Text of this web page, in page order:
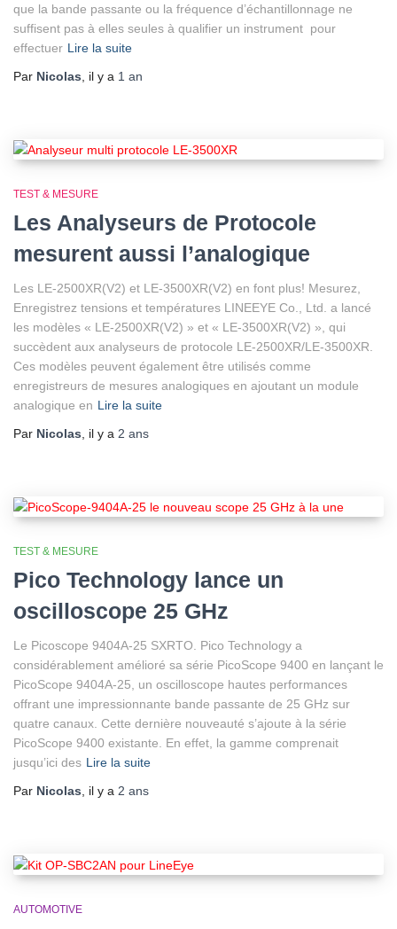
que la bande passante ou la fréquence d’échantillonnage ne
suffisent pas à elles seules à qualifier un instrument pour
effectuer Lire la suite
Par Nicolas , il y a 1 an
TEST & MESURE
Les Analyseurs de Protocole
mesurent aussi l’analogique
Les LE-2500XR(V2) et LE-3500XR(V2) en font plus! Mesurez,
Enregistrez tensions et températures LINEEYE Co., Ltd. a lancé
les modèles « LE-2500XR(V2) » et « LE-3500XR(V2) », qui
succèdent aux analyseurs de protocole LE-2500XR/LE-3500XR.
Ces modèles peuvent également être utilisés comme
enregistreurs de mesures analogiques en ajoutant un module
analogique en Lire la suite
Par Nicolas , il y a 2 ans
TEST & MESURE
Pico Technology lance un
oscilloscope 25 GHz
Le Picoscope 9404A-25 SXRTO. Pico Technology a
considérablement amélioré sa série PicoScope 9400 en lançant le
PicoScope 9404A-25, un oscilloscope hautes performances
offrant une impressionnante bande passante de 25 GHz sur
quatre canaux. Cette dernière nouveauté s’ajoute à la série
PicoScope 9400 existante. En effet, la gamme comprenait
jusqu’ici des Lire la suite
Par Nicolas, il y a 2 ans
AUTOMOTIVE